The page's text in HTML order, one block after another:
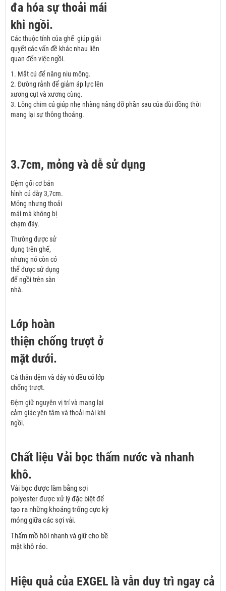
đa hóa sự thoải mái
khi ngồi.
Các thuộc tính của ghế giúp giải
quyết các vấn đề khác nhau liên
quan đến việc ngồi.
1. Mắt cú để nâng niu mông.
2. Đường rảnh để giảm áp lực lên
xương cụt và xương cùng.
3. Lông chim cú giúp nhẹ nhàng nâng đỡ phần sau của đùi đồng thời
mang lại sự thông thoáng.
3.7cm, mỏng và dễ sử dụng
Đệm gối cơ bản
hình cú dày 3,7cm.
Mỏng nhưng thoải
mái mà không bị
chạm đáy.
Thường được sử
dụng trên ghế,
nhưng nó còn có
thể được sử dụng
để ngồi trên sàn
nhà.
Lớp hoàn
thiện chống trượt ở
mặt dưới.
Cả thân đệm và đáy vỏ đều có lớp
chống trượt.
Đệm giữ nguyên vị trí và mang lại
cảm giác yên tâm và thoải mái khi
ngồi.
Chất liệu Vải bọc thấm nước và nhanh
khô.
Vải bọc được làm bằng sợi
polyester được xử lý đặc biệt để
tạo ra những khoảng trống cực kỳ
mỏng giữa các sợi vải.
Thấm mồ hôi nhanh và giữ cho bề
mặt khô ráo.
Hiệu quả của EXGEL là vẫn duy trì ngay cả